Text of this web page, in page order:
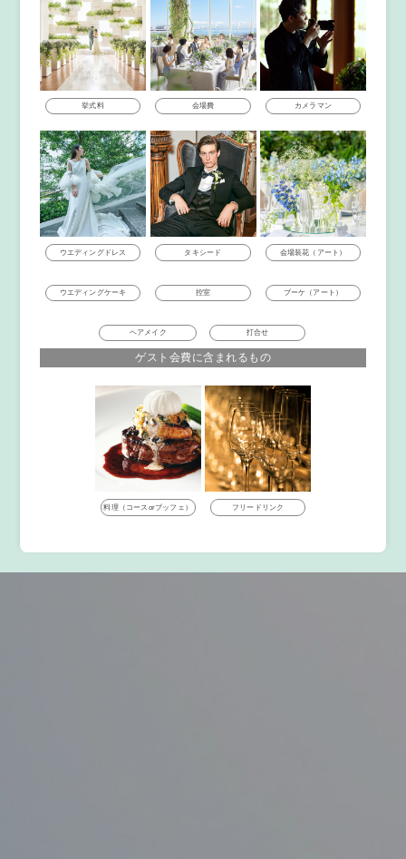
挙式料 会場費 カメラマン
ウエディングドレス タキシード 会場装花（アート）
ウエディングケーキ 控室 ブーケ（アート）
ヘアメイク 打合せ
ゲスト会費に含まれるもの
料理（コースorブッフェ） フリードリンク